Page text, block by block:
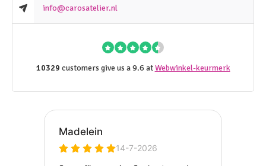
info@carosatelier.nl
10329 customers give us a 9.6 atWebwinkel-keurmerk